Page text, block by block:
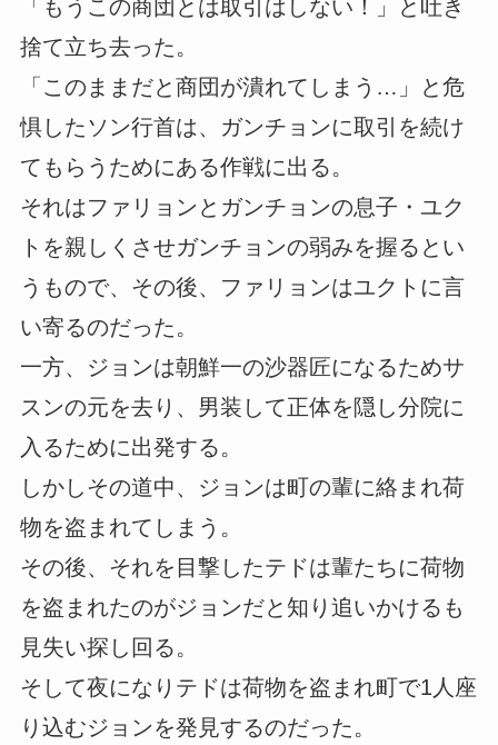
「もうこの商団とは取引はしない！」と吐き
捨て立ち去った。
「このままだと商団が潰れてしまう…」と危
惧したソン行首は、ガンチョンに取引を続け
てもらうためにある作戦に出る。
それはファリョンとガンチョンの息子・ユク
トを親しくさせガンチョンの弱みを握るとい
うもので、その後、ファリョンはユクトに言
い寄るのだった。
一方、ジョンは朝鮮一の沙器匠になるためサ
スンの元を去り、男装して正体を隠し分院に
入るために出発する。
しかしその道中、ジョンは町の輩に絡まれ荷
物を盗まれてしまう。
その後、それを目撃したテドは輩たちに荷物
を盗まれたのがジョンだと知り追いかけるも
見失い探し回る。
そして夜になりテドは荷物を盗まれ町で1人座
り込むジョンを発見するのだった。